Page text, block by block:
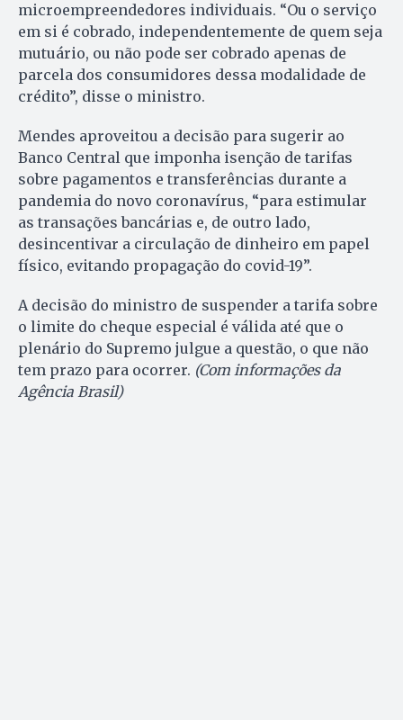
microempreendedores individuais. “Ou o serviço
em si é cobrado, independentemente de quem seja
mutuário, ou não pode ser cobrado apenas de
parcela dos consumidores dessa modalidade de
crédito”, disse o ministro.
Mendes aproveitou a decisão para sugerir ao
Banco Central que imponha isenção de tarifas
sobre pagamentos e transferências durante a
pandemia do novo coronavírus, “para estimular
as transações bancárias e, de outro lado,
desincentivar a circulação de dinheiro em papel
físico, evitando propagação do covid-19”.
A decisão do ministro de suspender a tarifa sobre
o limite do cheque especial é válida até que o
plenário do Supremo julgue a questão, o que não
tem prazo para ocorrer. (Com informações da
Agência Brasil)